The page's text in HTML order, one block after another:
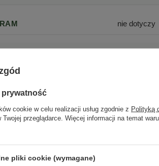
nie dotyczy
prywatność
cookie w celu realizacji usług zgodnie z Polityką
Twojej przeglądarce. Więcej informacji na temat
pliki cookie (wymagane)